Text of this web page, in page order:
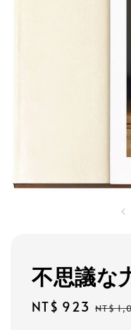
不思議
Sale
NT$ 923 NT$